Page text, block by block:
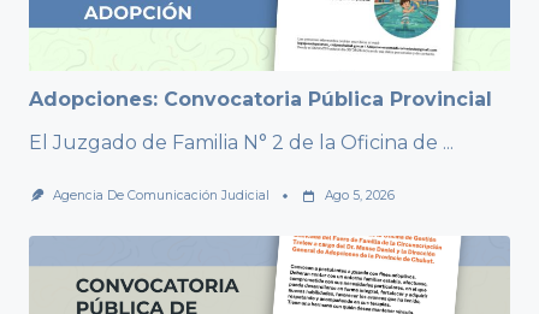
Adopciones: Convocatoria Pública Provincial
El Juzgado de Familia N° 2 de la Oficina de ...
Agencia De Comunicación Judicial Ago 5, 2026